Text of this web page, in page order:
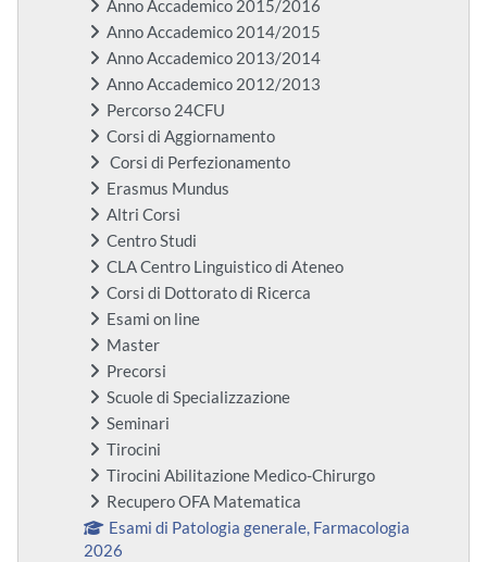
Anno Accademico 2015/2016
Anno Accademico 2014/2015
Anno Accademico 2013/2014
Anno Accademico 2012/2013
Percorso 24CFU
Corsi di Aggiornamento
Corsi di Perfezionamento
Erasmus Mundus
Altri Corsi
Centro Studi
CLA Centro Linguistico di Ateneo
Corsi di Dottorato di Ricerca
Esami on line
Master
Precorsi
Scuole di Specializzazione
Seminari
Tirocini
Tirocini Abilitazione Medico-Chirurgo
Recupero OFA Matematica
Esami di Patologia generale, Farmacologia
2026